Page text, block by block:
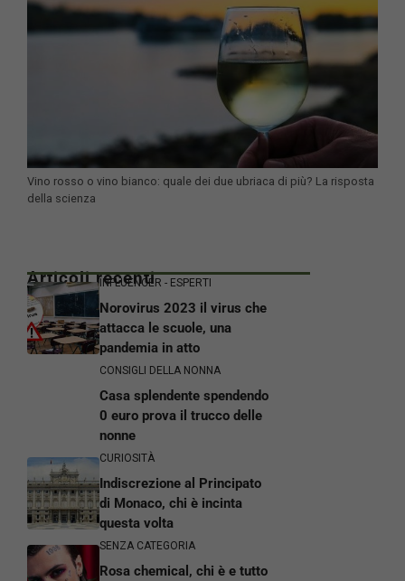
Vino rosso o vino bianco: quale dei due ubriaca di più? La risposta
della scienza
Articoli recentiINFLUENCER - ESPERTI
Norovirus 2023 il virus che
attacca le scuole, una
pandemia in atto
CONSIGLI DELLA NONNA
Casa splendente spendendo
0 euro prova il trucco delle
nonne
CURIOSITÀ
Indiscrezione al Principato
di Monaco, chi è incinta
questa volta
SENZA CATEGORIA
Rosa chemical, chi è e tutto